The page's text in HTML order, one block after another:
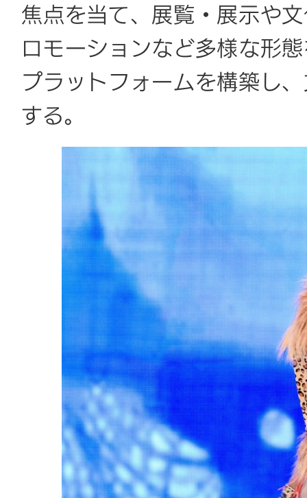
焦点を当て、展覧・展示や
ロモーションなど多様な形
プラットフォームを構築し
する。